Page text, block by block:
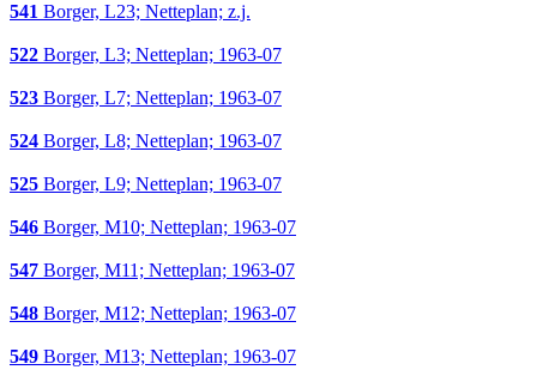
541 Borger, L23; Netteplan; z.j.
522 Borger, L3; Netteplan; 1963-07
523 Borger, L7; Netteplan; 1963-07
524 Borger, L8; Netteplan; 1963-07
525 Borger, L9; Netteplan; 1963-07
546 Borger, M10; Netteplan; 1963-07
547 Borger, M11; Netteplan; 1963-07
548 Borger, M12; Netteplan; 1963-07
549 Borger, M13; Netteplan; 1963-07